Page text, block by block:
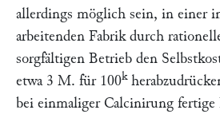
allerdings möglich sein, in einer in
arbeitenden Fabrik durch
sorgfältigen Betrieb den
etwa 3 M. für 100k
bei einmaliger Calcinirung fertige